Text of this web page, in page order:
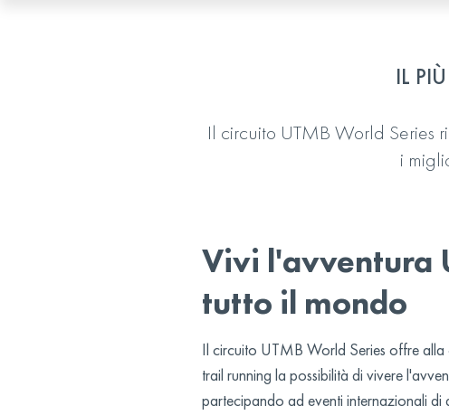
IL
Il circuito UTMB World Series
i
Vivi l'avventura
tutto il mondo
Il circuito UTMB World Series offre alla
trail running la possibilità di vivere
partecipando ad eventi internazionali di